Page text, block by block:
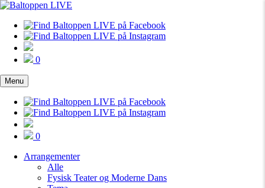
0
Menu
0
Arrangementer
Alle
Fysisk Teater og Moderne Dans